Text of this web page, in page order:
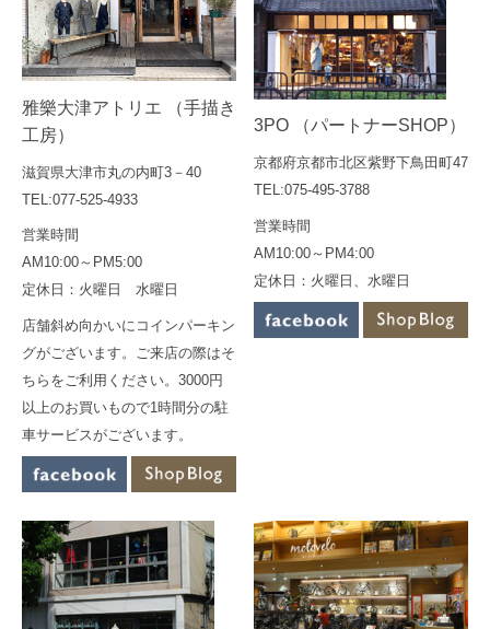
雅樂大津アトリエ （手描き
工房）
滋賀県大津市丸の内町3－40
TEL:077-525-4933
営業時間
AM10:00～PM5:00
定休日：火曜日 水曜日
店舗斜め向かいにコインパーキン
グがございます。ご来店の際はそ
ちらをご利用ください。3000円
以上のお買いもので1時間分の駐
車サービスがございます。
3PO （パートナーSHOP）
京都府京都市北区紫野下鳥田町47
TEL:075-495-3788
営業時間
AM10:00～PM4:00
定休日：火曜日、水曜日